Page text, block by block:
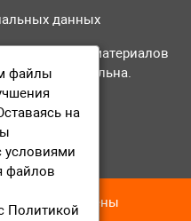
данных
материалов
обязательна.
права защищены
файлы
на
условиями
файлов
Политикой